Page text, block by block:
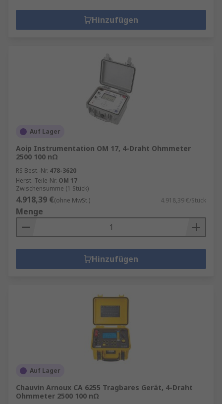
Hinzufügen
Auf Lager
Aoip Instrumentation OM 17, 4-Draht Ohmmeter
2500 100 nΩ
RS Best.-Nr. 478-3620
Herst. Teile-Nr. OM 17
Zwischensumme (1 Stück)
4.918,39 €(ohne MwSt.) 4.918,39 €/Stück
Menge
Hinzufügen
Auf Lager
Chauvin Arnoux CA 6255 Tragbares Gerät, 4-Draht
Ohmmeter 2500 100 nΩ